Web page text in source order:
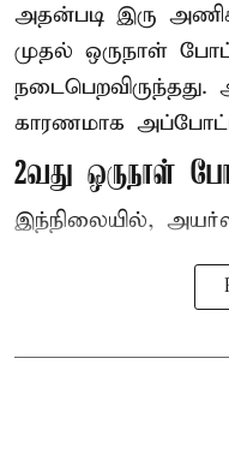
அதன்படி இரு
முதல் ஒருநாள்
காரணமாக
2வது ஒருநாள்
இந்நிலையில்,